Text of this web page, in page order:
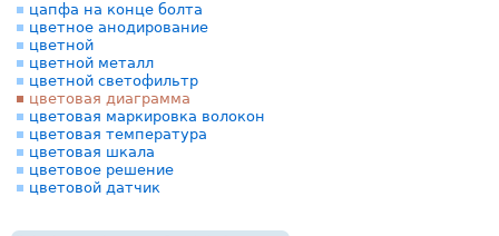
цапфа на конце болта
цветное анодирование
цветной
цветной металл
цветной светофильтр
цветовая диаграмма
цветовая маркировка волокон
цветовая температура
цветовая шкала
цветовое решение
цветовой датчик